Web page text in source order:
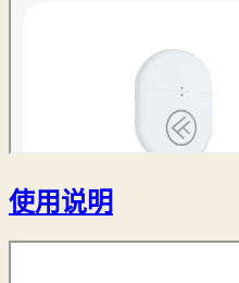
使用说明